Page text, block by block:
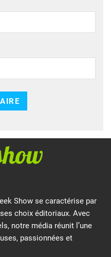
Show se caractérise par
choix éditoriaux. Avec
notre média réunit l’une
passionnées et